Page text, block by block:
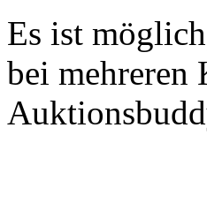
Es ist
bei mehreren